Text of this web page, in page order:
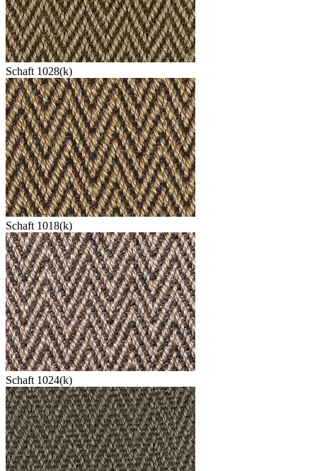
Schaft 1028(k)
Schaft 1018(k)
Schaft 1024(k)